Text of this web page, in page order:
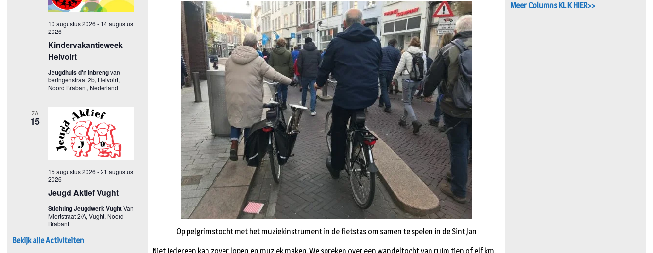
Bekijk alle Activiteiten
Op pelgrimstocht met het muziekinstrument in de fietstas om samen te spelen in de Sint Jan
Niet iedereen kan zover lopen en muziek maken. We spreken over een wandeltocht van ruim tien of elf km.
Meer Columns KLIK HIER>>